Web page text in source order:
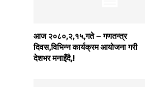
आज २०८०,२,१५,गते – गणतन्त्र
दिवस,विभिन्न कार्यक्रम आयोजना गरी
देशभर मनाइँदै,!